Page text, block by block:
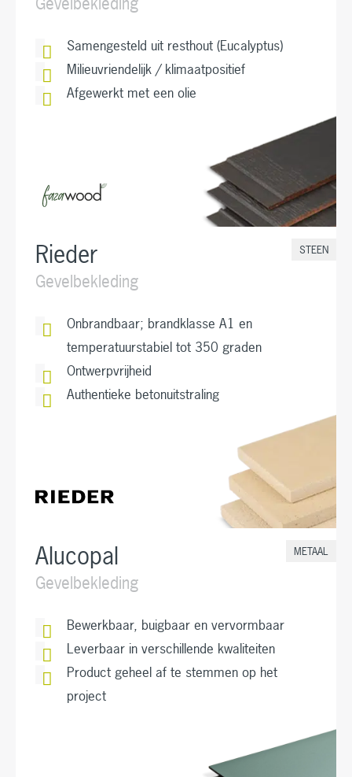
Samengesteld uit resthout (Eucalyptus)
Milieuvriendelijk / klimaatpositief
Afgewerkt met een olie
Rieder
Gevelbekleding
STEEN
Onbrandbaar; brandklasse A1 en
temperatuurstabiel tot 350 graden
Ontwerpvrijheid
Authentieke betonuitstraling
Alucopal
Gevelbekleding
METAAL
Bewerkbaar, buigbaar en vervormbaar
Leverbaar in verschillende kwaliteiten
Product geheel af te stemmen op het
project